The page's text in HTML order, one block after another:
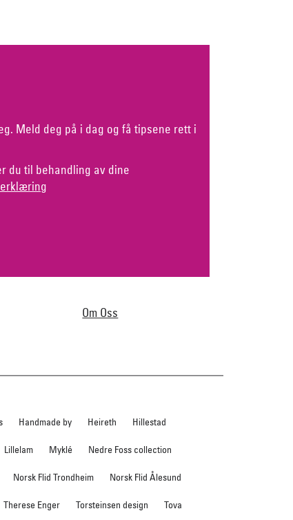
Meld deg på i dag og få tipsene rett i
du til behandling av dine
Om Oss
Handmade by Heireth Hillestad
Lillelam Myklé Nedre Foss collection
Norsk Flid Trondheim Norsk Flid Ålesund
Therese Enger Torsteinsen design Tova